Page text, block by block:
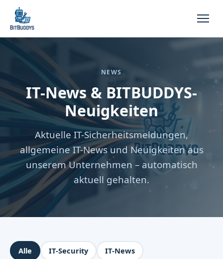
NEWS
IT-News & BITBUDDYS-
Neuigkeiten
Aktuelle IT-Sicherheitsmeldungen,
allgemeine IT-News und Neuigkeiten aus
unserem Unternehmen – automatisch
aktuell gehalten.
Alle IT-Security
IT-News